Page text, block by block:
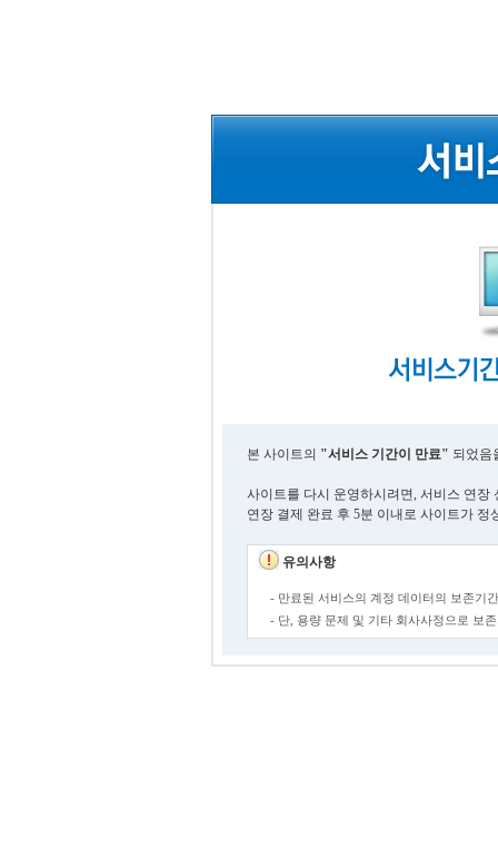
본 사이트의 "서비스 기간이 만료" 되었음
사이트를 다시 운영하시려면, 서비스 연장
연장 결제 완료 후 5분 이내로 사이트가 정
유의사항
- 만료된 서비스의 계정 데이터의 보존기
- 단, 용량 문제 및 기타 회사사정으로 보